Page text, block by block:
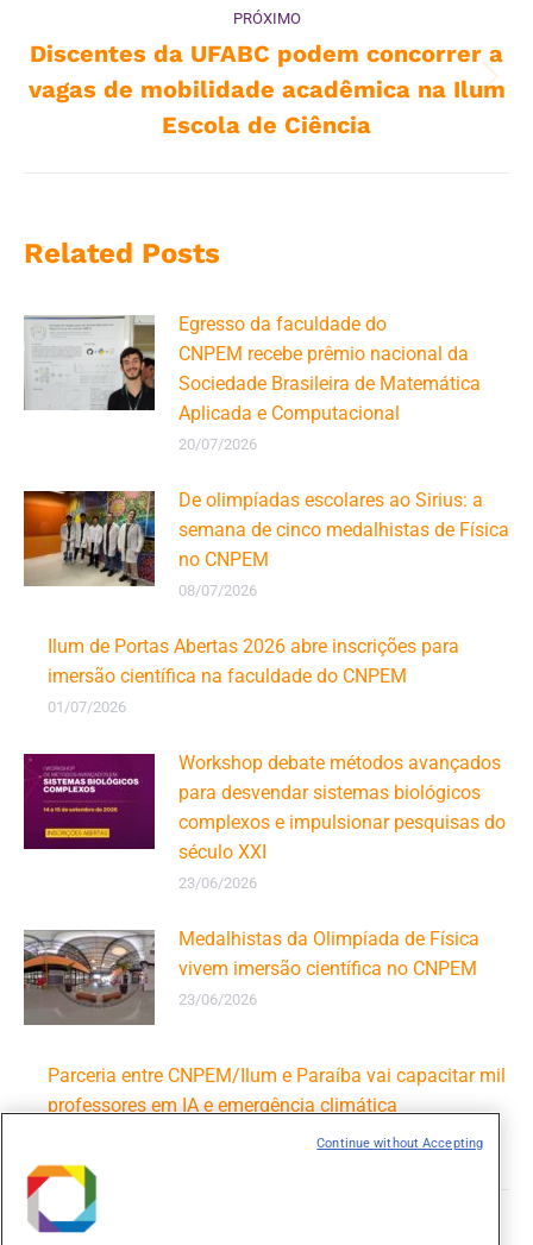
PRÓXIMO
Próximo
post:
Discentes da UFABC podem concorrer a
vagas de mobilidade acadêmica na Ilum
Escola de Ciência
Related Posts
Egresso da faculdade do
CNPEM recebe prêmio nacional da
Sociedade Brasileira de Matemática
Aplicada e Computacional
20/07/2026
De olimpíadas escolares ao Sirius: a
semana de cinco medalhistas de Física
no CNPEM
08/07/2026
Ilum de Portas Abertas 2026 abre inscrições para
imersão científica na faculdade do CNPEM
01/07/2026
Workshop debate métodos avançados
para desvendar sistemas biológicos
complexos e impulsionar pesquisas do
século XXI
23/06/2026
Medalhistas da Olimpíada de Física
vivem imersão científica no CNPEM
23/06/2026
Parceria entre CNPEM/Ilum e Paraíba vai capacitar mil
professores em IA e emergência climática
Continue without Accepting